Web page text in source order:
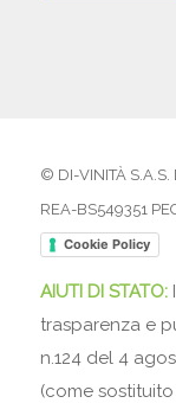
© DI-VINITÀ
REA-BS549351
Cookie Policy
AIUTI DI STATO:
trasparenza e
n.124 del 4
(come sostituito